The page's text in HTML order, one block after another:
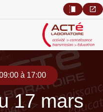
à 17:00
17 mars